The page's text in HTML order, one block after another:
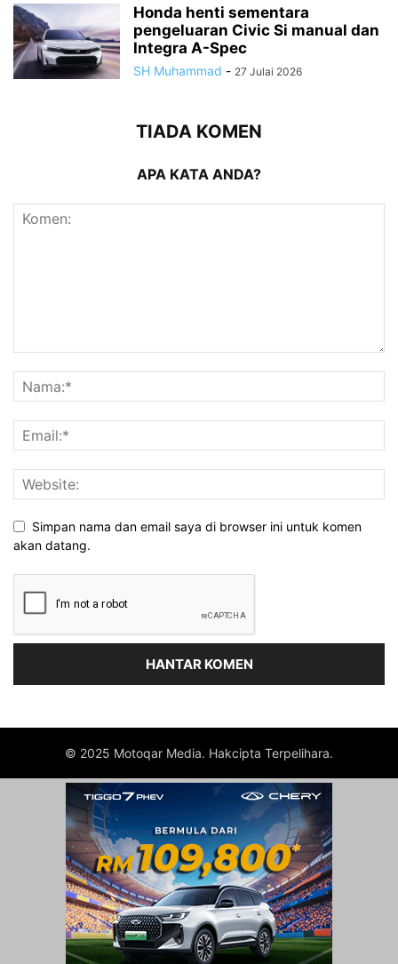
Honda henti sementara
pengeluaran Civic Si manual dan
Integra A-Spec
SH Muhammad - 27 Julai 2026
TIADA KOMEN
APA KATA ANDA?
Simpan nama dan email saya di browser ini untuk komen
akan datang.
© 2025 Motoqar Media. Hakcipta Terpelihara.